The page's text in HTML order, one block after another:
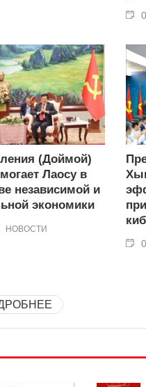
(Доймой)
Лаосу в
независимой и
экономики
НОВОСТИ